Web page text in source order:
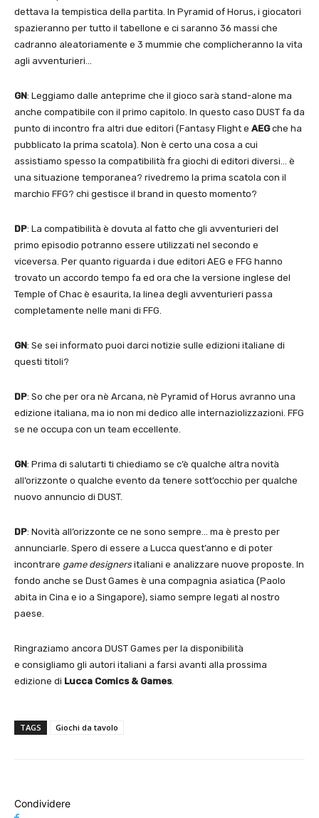
dettava la tempistica della partita. In Pyramid of Horus, i giocatori
spazieranno per tutto il tabellone e ci saranno 36 massi che
cadranno aleatoriamente e 3 mummie che complicheranno la vita
agli avventurieri…
GN: Leggiamo dalle anteprime che il gioco sarà stand-alone ma
anche compatibile con il primo capitolo. In questo caso DUST fa da
punto di incontro fra altri due editori (Fantasy Flight e AEGche ha
pubblicato la prima scatola). Non è certo una cosa a cui
assistiamo spesso la compatibilità fra giochi di editori diversi… è
una situazione temporanea? rivedremo la prima scatola con il
marchio FFG? chi gestisce il brand in questo momento?
DP: La compatibilità è dovuta al fatto che gli avventurieri del
primo episodio potranno essere utilizzati nel secondo e
viceversa. Per quanto riguarda i due editori AEG e FFG hanno
trovato un accordo tempo fa ed ora che la versione inglese del
Temple of Chac è esaurita, la linea degli avventurieri passa
completamente nelle mani di FFG.
GN: Se sei informato puoi darci notizie sulle edizioni italiane di
questi titoli?
DP: So che per ora nè Arcana, nè Pyramid of Horus avranno una
edizione italiana, ma io non mi dedico alle internaziolizzazioni. FFG
se ne occupa con un team eccellente.
GN: Prima di salutarti ti chiediamo se c’è qualche altra novità
all’orizzonte o qualche evento da tenere sott’occhio per qualche
nuovo annuncio di DUST.
DP: Novità all’orizzonte ce ne sono sempre… ma è presto per
annunciarle. Spero di essere a Lucca quest’anno e di poter
incontrare game designers italiani e analizzare nuove proposte. In
fondo anche se Dust Games è una compagnia asiatica (Paolo
abita in Cina e io a Singapore), siamo sempre legati al nostro
paese.
Ringraziamo ancora DUST Games per la disponibilità
e consigliamo gli autori italiani a farsi avanti alla prossima
edizione di Lucca Comics & Games.
TAGS Giochi da tavolo
Condividere